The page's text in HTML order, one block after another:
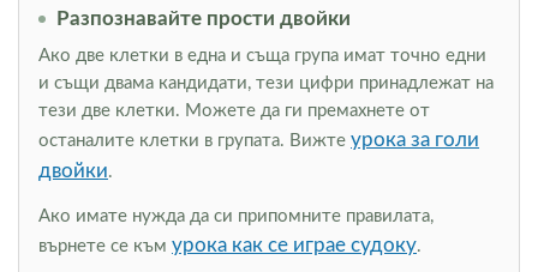
Разпознавайте прости двойки
Ако две клетки в една и съща група имат точно едни
и същи двама кандидати, тези цифри принадлежат на
тези две клетки. Можете да ги премахнете от
останалите клетки в групата. Вижте урока за голи
двойки.
Ако имате нужда да си припомните правилата,
върнете се към урока как се играе судоку.